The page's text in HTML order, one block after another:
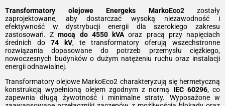
Transformatory olejowe Energeks MarkoEco2zostały
zaprojektowane, aby dostarczać wysoką niezawodność i
efektywność w dystrybucji energii dla szerokiego zakresu
zastosowań. Zmocą do 4550 kVA oraz pracą przy napięciach
średnich do 74 kV, te transformatory oferują wszechstronne
rozwiązania dopasowane do potrzeb przemysłu ciężkiego,
nowoczesnych budynków o dużym natężeniu ruchu oraz instalacji
energii odnawialnej.
Transformatory olejowe MarkoEco2 charakteryzują się hermetyczną
konstrukcją wypełnioną olejem zgodnym z normą IEC 60296, co
zapewnia długą żywotność i minimalne straty. Wyposażone w